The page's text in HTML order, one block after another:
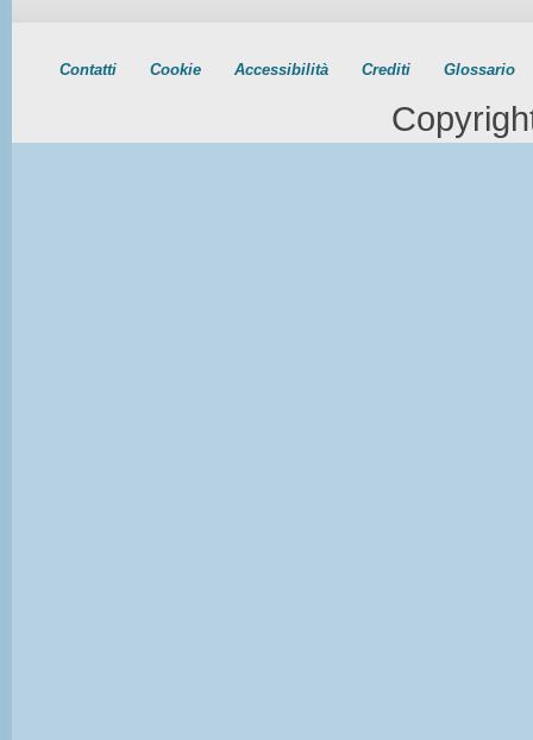
Contatti Cookie Accessibilità Crediti Glossario